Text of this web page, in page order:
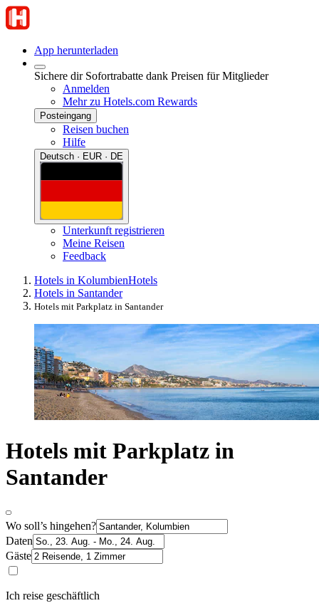
App herunterladen
Sichere dir Sofortrabatte dank Preisen für Mitglieder
Anmelden
Mehr zu Hotels.com Rewards
Posteingang
Reisen buchen
Hilfe
Deutsch · EUR · DE
Unterkunft registrieren
Meine Reisen
Feedback
Hotels in KolumbienHotels
Hotels in Santander
Hotels mit Parkplatz in Santander
Hotels mit Parkplatz in
Santander
Wo soll’s hingehen?
Daten
Gäste
Ich reise geschäftlich